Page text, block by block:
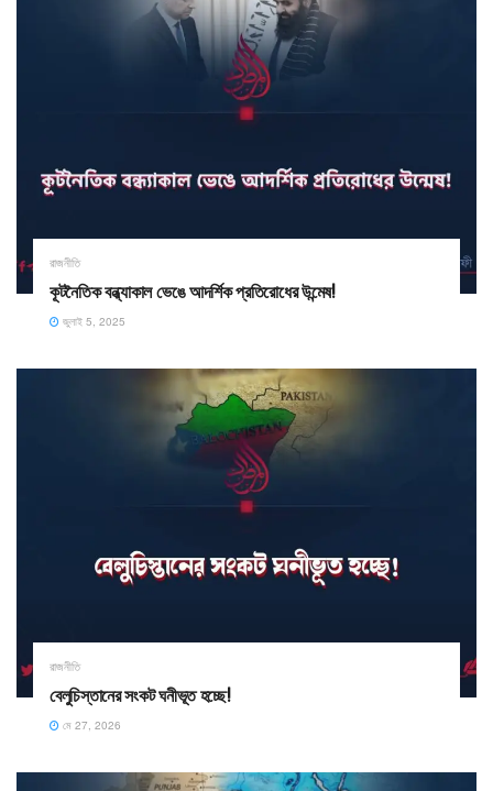
রাজনীতি
কূটনৈতিক বন্ধ্যাকাল ভেঙে আদর্শিক প্রতিরোধের উন্মেষ!
জুলাই 5, 2025
রাজনীতি
বেলুচিস্তানের সংকট ঘনীভূত হচ্ছে!
মে 27, 2026